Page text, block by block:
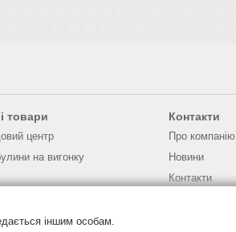
товари
центр
на вигонку
Контакти
Про компанію
Новини
Контакти
іншим особам.